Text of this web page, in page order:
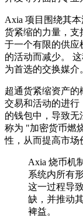
Axia 项目围绕其
货紧缩的力量，支
于一个有限的供应
的活动而减少。
为首选的交换媒介
超通货紧缩资产的
交易和活动的进行
的钱包中，导致无
称为 "加密货币燃
性，从而提高市场
Axia 烧币机
系统内所有
这一过程导
缺，并推动
裨益。